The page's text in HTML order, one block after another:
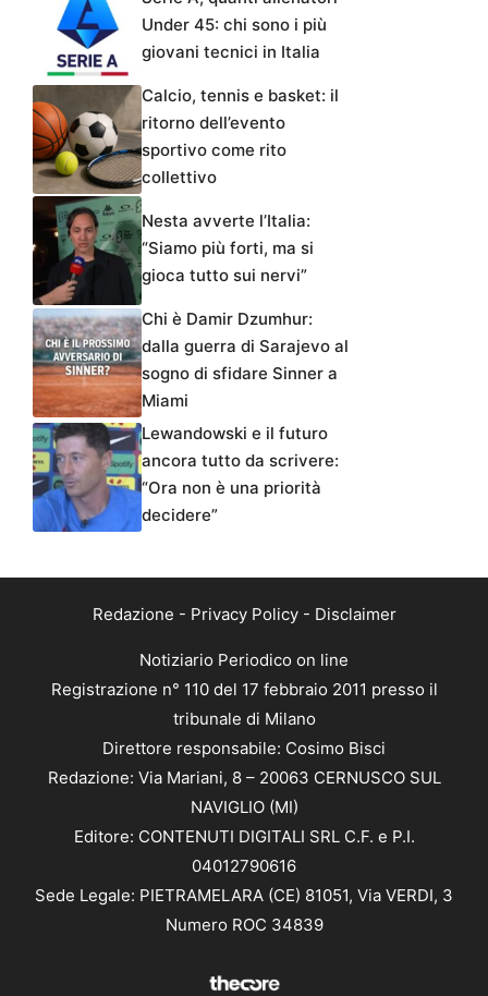
Under 45: chi sono i più
giovani tecnici in Italia
Calcio, tennis e basket: il
ritorno dell’evento
sportivo come rito
collettivo
Nesta avverte l’Italia:
“Siamo più forti, ma si
gioca tutto sui nervi”
Chi è Damir Dzumhur:
dalla guerra di Sarajevo al
sogno di sfidare Sinner a
Miami
Lewandowski e il futuro
ancora tutto da scrivere:
“Ora non è una priorità
decidere”
Redazione - Privacy Policy- Disclaimer
Notiziario Periodico on line
Registrazione n° 110 del 17 febbraio 2011 presso il
tribunale di Milano
Direttore responsabile: Cosimo Bisci
Redazione: Via Mariani, 8 – 20063 CERNUSCO SUL
NAVIGLIO (MI)
Editore: CONTENUTI DIGITALI SRL C.F. e P.I.
04012790616
Sede Legale: PIETRAMELARA (CE) 81051, Via VERDI, 3
Numero ROC 34839